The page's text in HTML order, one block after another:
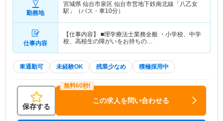
勤務地
宮城県 仙台市泉区 仙台市営地下鉄南北線「八乙女
駅」（バス・車10分）
仕事内容
【仕事内容】 ■理学療法士業務全般 ・小学校、中学
校、高校生の障がいをお持ちの…
車通勤可 未経験OK 残業少なめ 積極採用中
保存する
この求人を問い合わせる